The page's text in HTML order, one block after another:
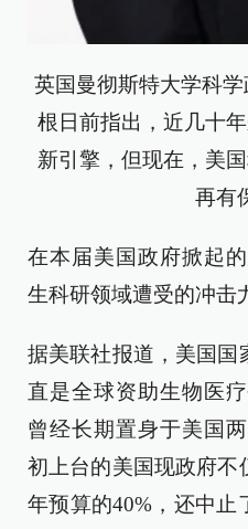
英国曼彻斯特大学科
根日前指出，近几十
新引擎，但现在，美
再有
在本届美国政府掀起
生科研领域遭受的冲击
据美联社报道，美国国
直是全球资助生物医
曾经长期置身于美国
初上台的美国现政府
年预算的40%，还中